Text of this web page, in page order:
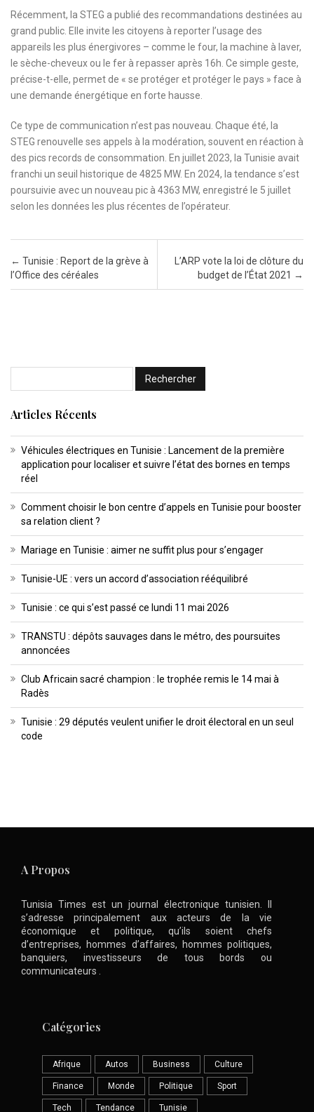
Récemment, la STEG a publié des recommandations destinées au
grand public. Elle invite les citoyens à reporter l’usage des
appareils les plus énergivores – comme le four, la machine à laver,
le sèche-cheveux ou le fer à repasser après 16h. Ce simple geste,
précise-t-elle, permet de « se protéger et protéger le pays » face à
une demande énergétique en forte hausse.
Ce type de communication n’est pas nouveau. Chaque été, la
STEG renouvelle ses appels à la modération, souvent en réaction à
des pics records de consommation. En juillet 2023, la Tunisie avait
franchi un seuil historique de 4825 MW. En 2024, la tendance s’est
poursuivie avec un nouveau pic à 4363 MW, enregistré le 5 juillet
selon les données les plus récentes de l’opérateur.
Post navigation
← Tunisie : Report de la grève à
l’Office des céréales
L’ARP vote la loi de clôture du
budget de l’État 2021 →
Articles Récents
Véhicules électriques en Tunisie : Lancement de la première
application pour localiser et suivre l’état des bornes en temps
réel
Comment choisir le bon centre d’appels en Tunisie pour booster
sa relation client ?
Mariage en Tunisie : aimer ne suffit plus pour s’engager
Tunisie-UE : vers un accord d’association rééquilibré
Tunisie : ce qui s’est passé ce lundi 11 mai 2026
TRANSTU : dépôts sauvages dans le métro, des poursuites
annoncées
Club Africain sacré champion : le trophée remis le 14 mai à
Radès
Tunisie : 29 députés veulent unifier le droit électoral en un seul
code
A Propos
Tunisia Times est un journal électronique tunisien. Il
s’adresse principalement aux acteurs de la vie
économique et politique, qu’ils soient chefs
d’entreprises, hommes d’affaires, hommes politiques,
banquiers, investisseurs de tous bords ou
communicateurs .
Catégories
Afrique Autos Business Culture
Finance Monde Politique Sport
Tech Tendance Tunisie